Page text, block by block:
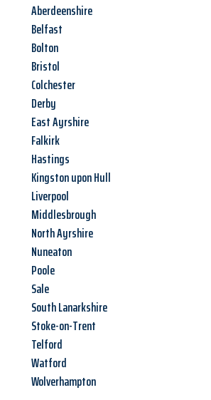
Aberdeenshire
Belfast
Bolton
Bristol
Colchester
Derby
East Ayrshire
Falkirk
Hastings
Kingston upon Hull
Liverpool
Middlesbrough
North Ayrshire
Nuneaton
Poole
Sale
South Lanarkshire
Stoke-on-Trent
Telford
Watford
Wolverhampton